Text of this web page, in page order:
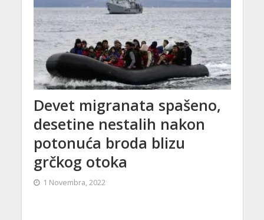
Devet migranata spašeno,
desetine nestalih nakon
potonuća broda blizu
grčkog otoka
1 Novembra, 2022